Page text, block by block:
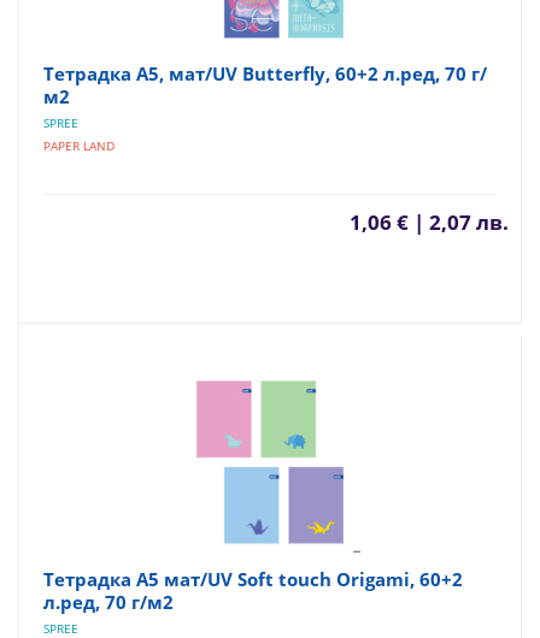
Тетрадка А5, мат/UV Butterfly, 60+2 л.ред, 70 г/
м2
SPREE
PAPER LAND
1,06 € | 2,07 лв.
Тетрадка A5 мат/UV Soft touch Origami, 60+2
л.ред, 70 г/м2
SPREE